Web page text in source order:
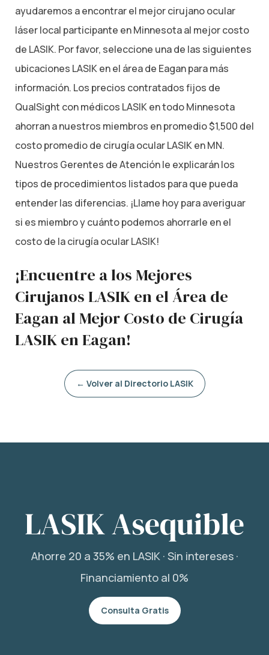
ayudaremos a encontrar el mejor cirujano ocular
láser local participante en Minnesota al mejor costo
de LASIK. Por favor, seleccione una de las siguientes
ubicaciones LASIK en el área de Eagan para más
información. Los precios contratados fijos de
QualSight con médicos LASIK en todo Minnesota
ahorran a nuestros miembros en promedio $1,500 del
costo promedio de cirugía ocular LASIK en MN.
Nuestros Gerentes de Atención le explicarán los
tipos de procedimientos listados para que pueda
entender las diferencias. ¡Llame hoy para averiguar
si es miembro y cuánto podemos ahorrarle en el
costo de la cirugía ocular LASIK!
¡Encuentre a los Mejores
Cirujanos LASIK en el Área de
Eagan al Mejor Costo de Cirugía
LASIK en Eagan!
← Volver al Directorio LASIK
LASIK Asequible
Ahorre 20 a 35% en LASIK · Sin intereses ·
Financiamiento al 0%
Consulta Gratis